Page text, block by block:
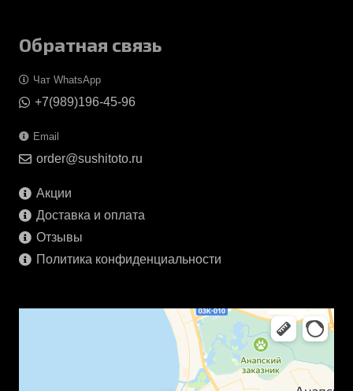
Обратная связь
Чат WhatsApp
+7(989)196-45-96
Email
order@sushitoto.ru
Акции
Доставка и оплата
Отзывы
Политика конфиденциальности